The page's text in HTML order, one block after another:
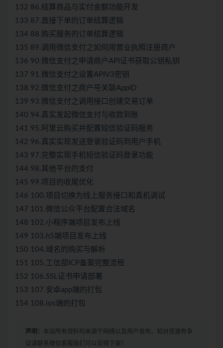
132 86.结算商品与实付金额功能开发
133 87.直接下单的订单结算逻辑
134 88.购买服务的订单结算逻辑
135 89.调用微信支付之如何用营业执照注册商户
136 90.微信支付之申请商户API证书获取公钥私钥
137 91.微信支付之设置APIV3密钥
138 92.微信支付之商户号关联AppID
139 93.微信支付之调用接口创建交易订单
140 94.真实发起微信支付与收款到账
141 95.阿里云购买并配置短信验证码服务
142 96.真实实现发送登录验证码到用户手机
143 97.完整实现手机短信验证码登录功能
144 98.其他平台的支付
145 99.项目的收尾优化
146 100.项目切换为线上服务接口和真机调试
147 101.微信公众平台配置合法域名
148 102.小程序端项目发布上线
149 103.h5端项目发布上线
150 104.域名的购买与解析
151 105.工信部ICP备案完整流程
152 106.SSL证书申请部署
153 107.安卓app端的打包
154 108.ios端的打包
声明： 本站所有资料均来源于网络以及用户发布，如对资源有争
议请联系微信客服我们可以安排下架！